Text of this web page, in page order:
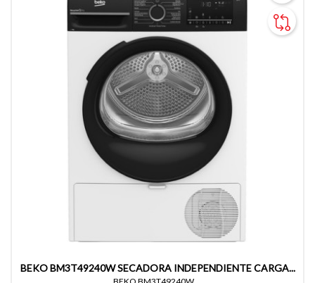
BEKO BM3T49240W SECADORA INDEPENDIENTE CARGA...